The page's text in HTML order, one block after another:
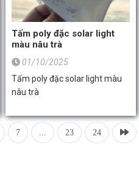
Tấm poly đặc solar light
màu nâu trà
01/10/2025
Tấm poly đặc solar light màu
nâu trà
7 23 24